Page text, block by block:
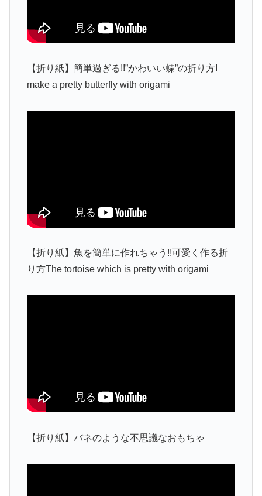
【折り紙】簡単過ぎる!!”かわいい蝶”の折り方I
make a pretty butterfly with origami
【折り紙】魚を簡単に作れちゃう!!可愛く作る折
り方The tortoise which is pretty with origami
【折り紙】バネのような不思議なおもちゃ